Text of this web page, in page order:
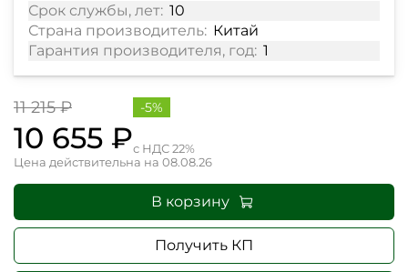
Срок службы, лет: 10
Страна производитель: Китай
Гарантия производителя, год: 1
11 215 ₽
10 655 ₽
Цена действительна на 08.08.26
с НДС 22%
-5%
В корзину
Получить КП